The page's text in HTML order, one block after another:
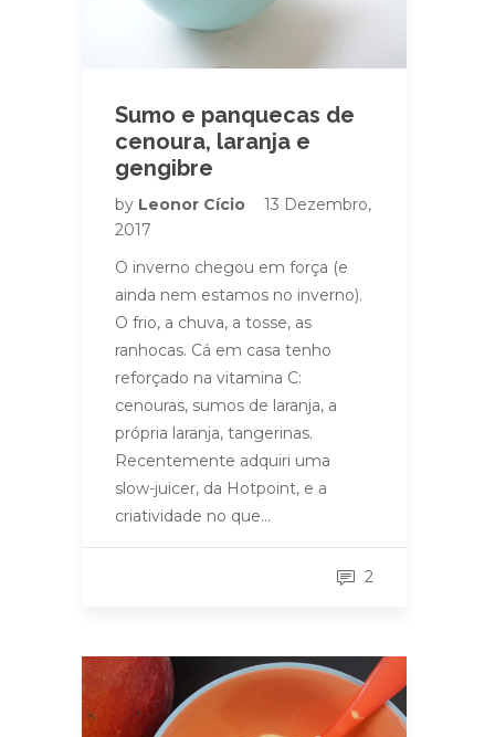
Sumo e panquecas de
cenoura, laranja e
gengibre
by Leonor Cício
13 Dezembro,
2017
O inverno chegou em força (e
ainda nem estamos no inverno).
O frio, a chuva, a tosse, as
ranhocas. Cá em casa tenho
reforçado na vitamina C:
cenouras, sumos de laranja, a
própria laranja, tangerinas.
Recentemente adquiri uma
slow-juicer, da Hotpoint, e a
criatividade no que…
2